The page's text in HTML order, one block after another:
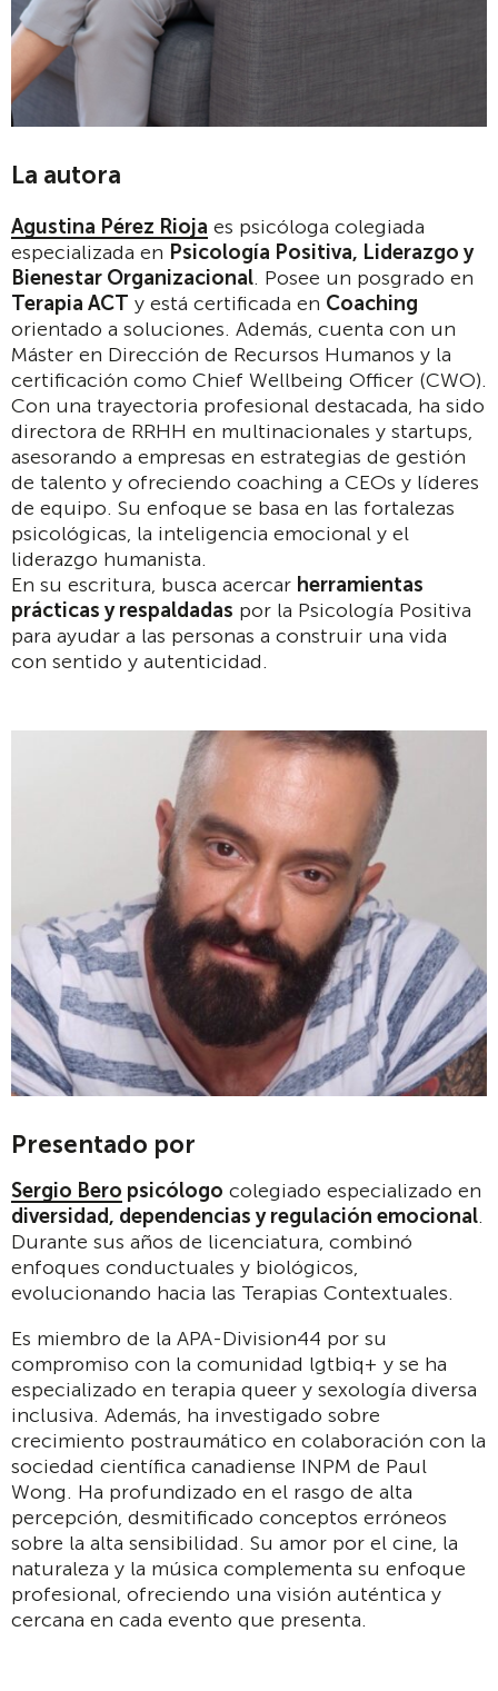
La autora
Agustina Pérez Rioja es psicóloga colegiada
especializada en Psicología Positiva, Liderazgo y
Bienestar Organizacional. Posee un posgrado en
Terapia ACT y está certificada en Coaching
orientado a soluciones. Además, cuenta con un
Máster en Dirección de Recursos Humanos y la
certificación como Chief Wellbeing Officer (CWO).
Con una trayectoria profesional destacada, ha sido
directora de RRHH en multinacionales y startups,
asesorando a empresas en estrategias de gestión
de talento y ofreciendo coaching a CEOs y líderes
de equipo. Su enfoque se basa en las fortalezas
psicológicas, la inteligencia emocional y el
liderazgo humanista.
En su escritura, busca acercar herramientas
prácticas y respaldadas por la Psicología Positiva
para ayudar a las personas a construir una vida
con sentido y autenticidad.
Presentado por
Sergio Bero psicólogo colegiado especializado en
diversidad, dependencias y regulación emocional.
Durante sus años de licenciatura, combinó
enfoques conductuales y biológicos,
evolucionando hacia las Terapias Contextuales.
Es miembro de la APA-Division44 por su
compromiso con la comunidad lgtbiq+ y se ha
especializado en terapia queer y sexología diversa
inclusiva. Además, ha investigado sobre
crecimiento postraumático en colaboración con la
sociedad científica canadiense INPM de Paul
Wong. Ha profundizado en el rasgo de alta
percepción, desmitificado conceptos erróneos
sobre la alta sensibilidad. Su amor por el cine, la
naturaleza y la música complementa su enfoque
profesional, ofreciendo una visión auténtica y
cercana en cada evento que presenta.